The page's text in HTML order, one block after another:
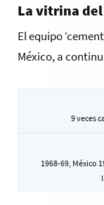
La vitrina del
El equipo
México, a
9 veces
1968-69, México